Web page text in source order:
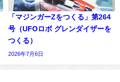
「マジンガーZをつくる」第264
号（UFOロボ グレンダイザーを
つくる）
2026年7月6日